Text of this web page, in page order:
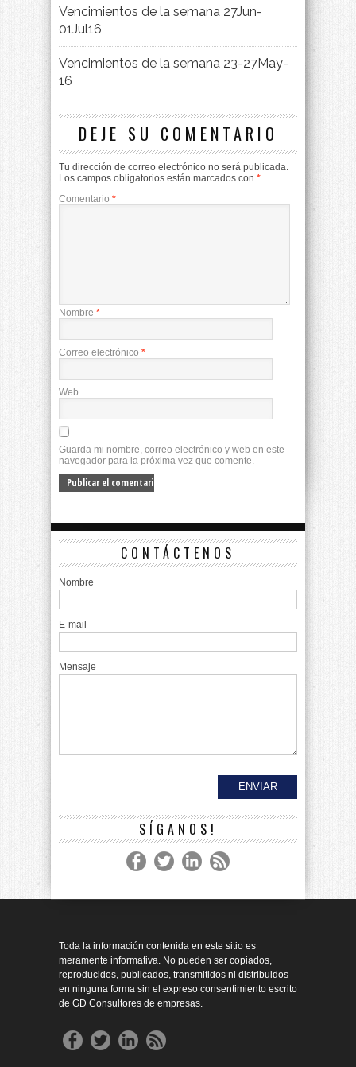
Vencimientos de la semana 27Jun-
01Jul16
Vencimientos de la semana 23-27May-
16
DEJE SU COMENTARIO
Tu dirección de correo electrónico no será publicada.
Los campos obligatorios están marcados con *
Comentario *
Nombre *
Correo electrónico *
Web
Guarda mi nombre, correo electrónico y web en este
navegador para la próxima vez que comente.
CONTÁCTENOS
Nombre
E-mail
Mensaje
SÍGANOS!
Toda la información contenida en este sitio es
meramente informativa. No pueden ser copiados,
reproducidos, publicados, transmitidos ni distribuidos
en ninguna forma sin el expreso consentimiento escrito
de GD Consultores de empresas.